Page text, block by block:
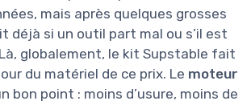
mais après quelques grosses
déjà si un outil part mal ou s’il est
globalement, le kit Supstable fait
du matériel de ce prix. Le moteur
bon point : moins d’usure, moins de